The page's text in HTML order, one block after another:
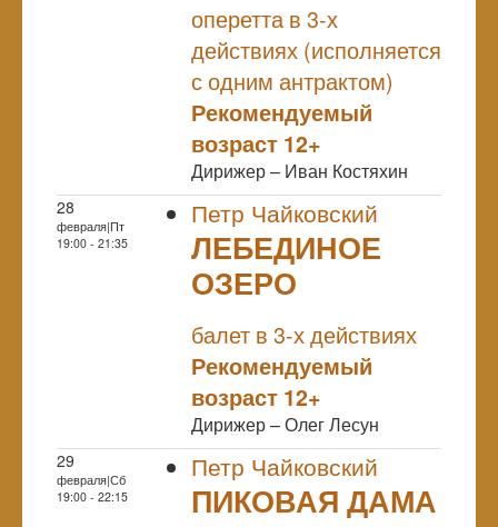
оперетта в 3-х
действиях (исполняется
с одним антрактом)
Рекомендуемый
возраст 12+
Дирижер – Иван Костяхин
28
февраля|Пт
19:00 - 21:35
Петр Чайковский
ЛЕБЕДИНОЕ
ОЗЕРО
балет в 3-х действиях
Рекомендуемый
возраст 12+
Дирижер – Олег Лесун
29
февраля|Сб
19:00 - 22:15
Петр Чайковский
ПИКОВАЯ ДАМА